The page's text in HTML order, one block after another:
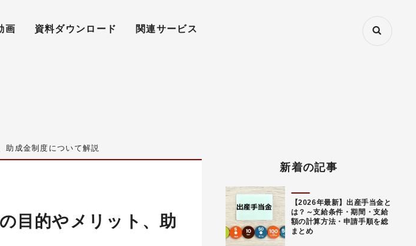
画 資料ダウンロード 関連サービス
助成金制度について解説
目的やメリット、助
新着の記事
【2026年最新】出産手当金と
は？～支給条件・期間・支給
額の計算方法・申請手順を総
まとめ